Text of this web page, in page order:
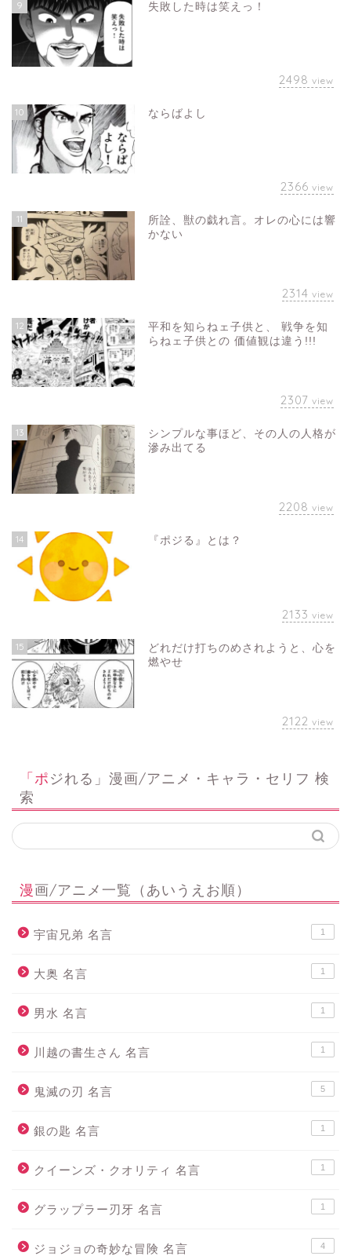
9 失敗した時は笑えっ！
2498 view
10 ならばよし
2366 view
11
所詮、獣の戯れ言。オレの心には響
かない
2314 view
12
平和を知らねェ子供と、 戦争を知
らねェ子供との 価値観は違う!!!
2307 view
13
シンプルな事ほど、その人の人格が
滲み出てる
2208 view
14 『ポジる』とは？
2133 view
15
どれだけ打ちのめされようと、心を
燃やせ
2122 view
「ポジれる」漫画/アニメ・キャラ・セリフ 検
索
漫画/アニメ一覧（あいうえお順）
宇宙兄弟 名言 1
大奥 名言 1
男水 名言 1
川越の書生さん 名言 1
鬼滅の刃 名言 5
銀の匙 名言 1
クイーンズ・クオリティ 名言 1
グラップラー刃牙 名言 1
ジョジョの奇妙な冒険 名言 4